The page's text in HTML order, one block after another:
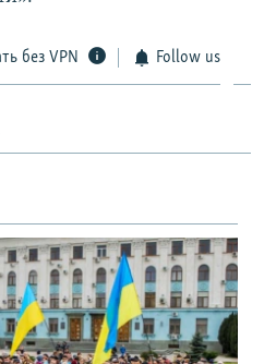
без VPN Follow us